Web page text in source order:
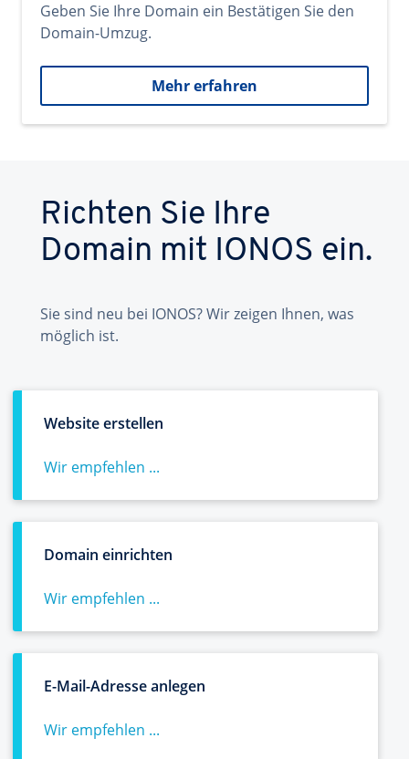
Geben Sie Ihre Domain ein Bestätigen Sie den
Domain-Umzug.
Mehr erfahren
Richten Sie Ihre
Domain mit IONOS ein.
Sie sind neu bei IONOS? Wir zeigen Ihnen, was
möglich ist.
Website erstellen
Wir empfehlen ...
Domain einrichten
Wir empfehlen ...
E-Mail-Adresse anlegen
Wir empfehlen ...